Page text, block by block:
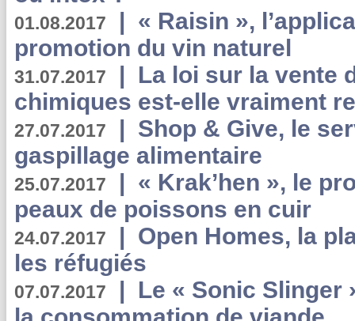
01.08.2017 | « Raisin »,
promotion du vin naturel
31.07.2017 | La loi sur la vente
chimiques est-elle vraiment
27.07.2017 | Shop & Give, le
gaspillage alimentaire
25.07.2017 | « Krak’hen », le
peaux de poissons en cuir
24.07.2017 | Open Homes, la
les réfugiés
07.07.2017 | Le « Sonic Slinger